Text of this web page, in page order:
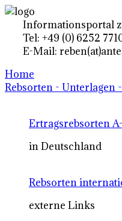
Informationsportal
Tel: +49 (0) 6252
E-Mail:
Home
Rebsorten - Unterlagen
Ertragsrebsorten
in Deutschland
Rebsorten
externe Links